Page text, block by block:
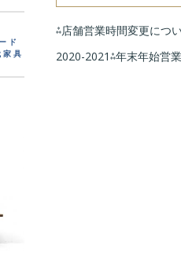
ド
具
⁂店舗営業時間変更につ
2020-2021⁂年末年始営